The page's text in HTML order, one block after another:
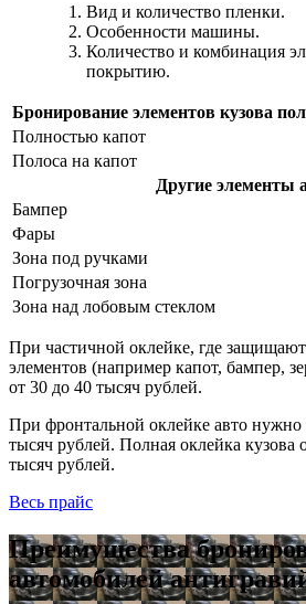
Вид и количество пленки.
Особенности машины.
Количество и комбинация
покрытию.
Бронирование элементов кузова
Полностью капот
Полоса на капот
Другие элементы
Бампер
Фары
Зона под ручками
Погрузочная зона
Зона над лобовым стеклом
При частичной оклейке, где
элементов (например капот, бампер,
от 30 до 40 тысяч рублей.
При фронтальной оклейке авто нужно
тысяч рублей. Полная оклейка кузова
тысяч рублей.
Весь прайс
Преимущества
автомобилей